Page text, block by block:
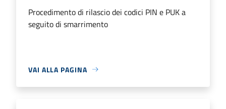
Procedimento di rilascio dei codici PIN e PUK a
seguito di smarrimento
VAI ALLA PAGINA